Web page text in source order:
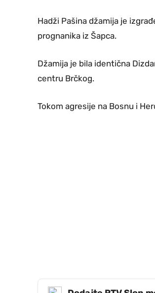
Hadži Pašina džamija je
prognanika iz Šapca.
Džamija je bila identična
centru Brčkog.
Tokom agresije na Bosnu i